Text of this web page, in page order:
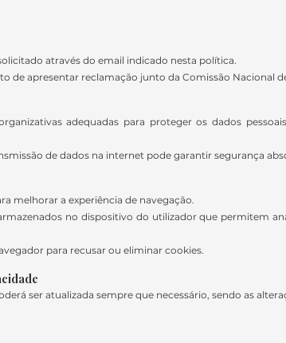
através do email indicado nesta política.
de apresentar reclamação junto da Comissão Nacional
adequadas para proteger os dados
de dados na internet pode garantir segurança
melhorar a experiência de navegação.
no dispositivo do utilizador que permitem
para recusar ou eliminar cookies.
ser atualizada sempre que necessário, sendo as